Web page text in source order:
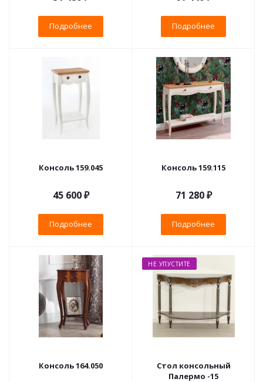
Подробнее Подробнее
Консоль 159.045
45 600 ₽
Подробнее
Консоль 159.115
71 280 ₽
Подробнее
Консоль 164.050
НЕ УПУСТИТЕ
Стол консольный
Палермо -15